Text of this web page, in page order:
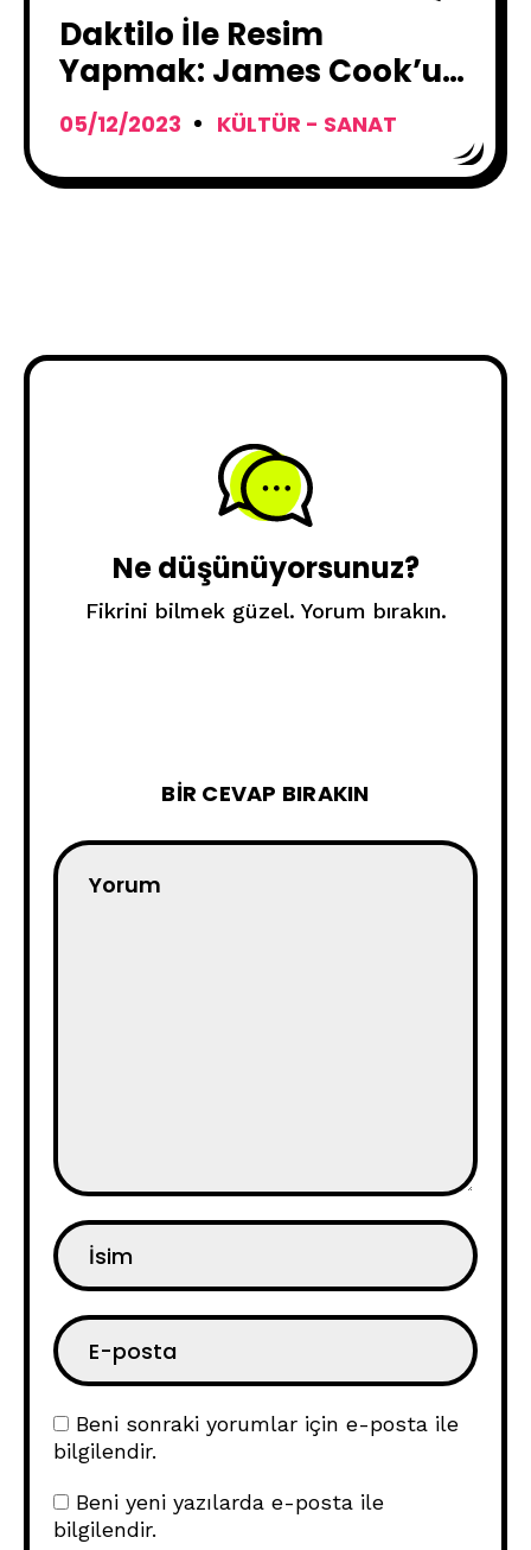
Daktilo İle Resim
Yapmak: James Cook’un
Sanat Dolu Hikayesi
05/12/2023 KÜLTÜR - SANAT
Ne düşünüyorsunuz?
Fikrini bilmek güzel. Yorum bırakın.
BIR CEVAP BIRAKIN
Beni sonraki yorumlar için e-posta ile
bilgilendir.
Beni yeni yazılarda e-posta ile
bilgilendir.